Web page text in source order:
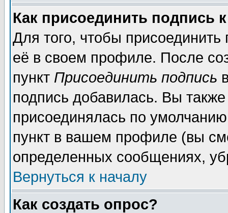
Как присоединить подпись
Для того, чтобы
её в своем профиле. После
пункт Присоединить подпись
подпись добавилась. Вы
присоединялась по
пункт в вашем профиле (вы
определенных сообщениях,
Вернуться к началу
Как создать опрос?